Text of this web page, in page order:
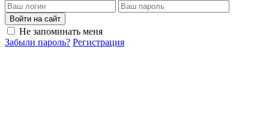
Войти на сайт
Не запоминать меня
Забыли пароль? Регистрация